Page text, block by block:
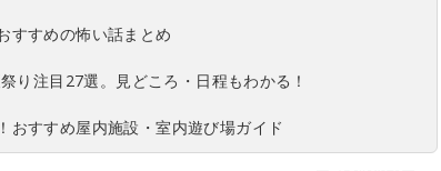
すすめの怖い話まとめ
り注目27選。見どころ・日程もわかる！
おすすめ屋内施設・室内遊び場ガイド